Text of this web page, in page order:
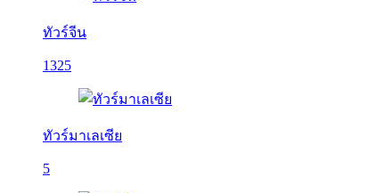
ทัวร์จีน
1325
ทัวร์มาเลเซีย
5